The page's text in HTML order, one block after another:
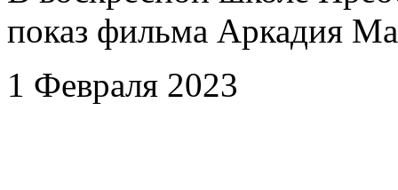
показ фильма Аркадия
1 Февраля 2023